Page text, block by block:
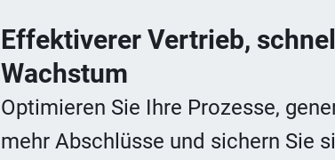
Effektiverer Vertrieb,
Wachstum
Optimieren Sie Ihre Prozesse,
mehr Abschlüsse und sichern Sie